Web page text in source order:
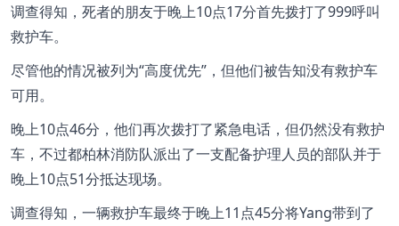
调查得知，死者的朋友于晚上10点17分首先拨打了999呼叫
救护车。
尽管他的情况被列为“高度优先”，但他们被告知没有救护车
可用。
晚上10点46分，他们再次拨打了紧急电话，但仍然没有救护
车，不过都柏林消防队派出了一支配备护理人员的部队并于
晚上10点51分抵达现场。
调查得知，一辆救护车最终于晚上11点45分将Yang带到了